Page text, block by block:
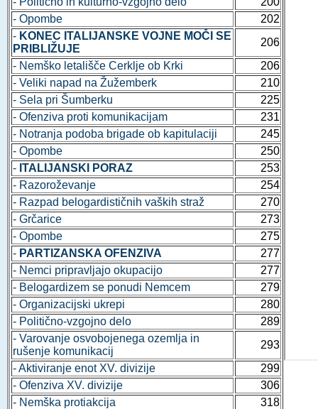
- Opombe
202
- KONEC ITALIJANSKE VOJNE MOČI SE
PRIBLIŽUJE
206
- Nemško letališče Cerklje ob Krki
206
- Veliki napad na Žužemberk
210
- Sela pri Šumberku
225
- Ofenziva proti komunikacijam
231
- Notranja podoba brigade ob kapitulaciji
245
- Opombe
250
- ITALIJANSKI PORAZ
253
- Razoroževanje
254
- Razpad belogardističnih vaških straž
270
- Grčarice
273
- Opombe
275
- PARTIZANSKA OFENZIVA
277
- Nemci pripravljajo okupacijo
277
- Belogardizem se ponudi Nemcem
279
- Organizacijski ukrepi
280
- Politično-vzgojno delo
289
- Varovanje osvobojenega ozemlja in
rušenje komunikacij
293
- Aktiviranje enot XV. divizije
299
- Ofenziva XV. divizije
306
- Nemška protiakcija
318